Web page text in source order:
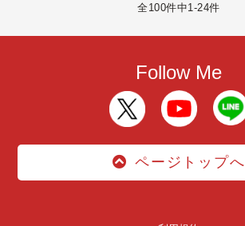
全100件中1-24件
Follow Me
ページトップへ